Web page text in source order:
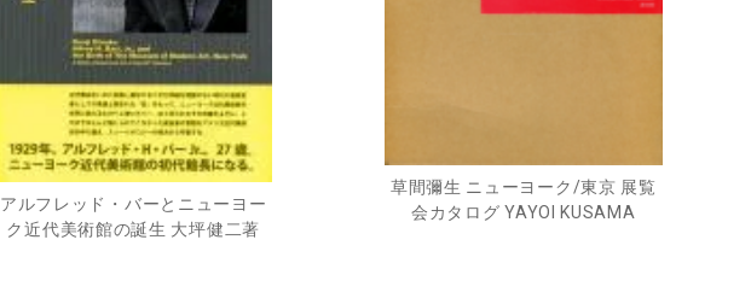
アルフレッド・バーとニューヨー
ク近代美術館の誕生 大坪健二著
草間彌生 ニューヨーク/東京 展覧
会カタログ YAYOI KUSAMA